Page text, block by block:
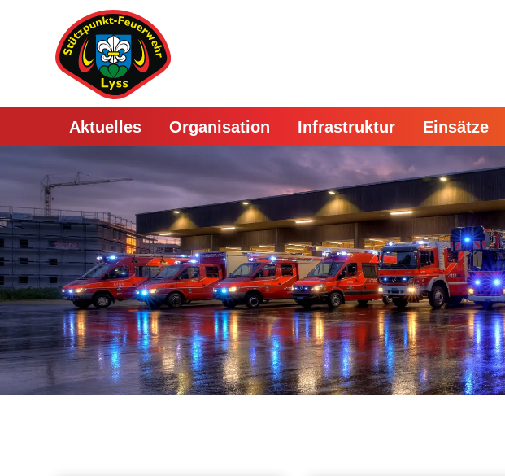
Aktuelles Organisation Infrastruktur Einsätze